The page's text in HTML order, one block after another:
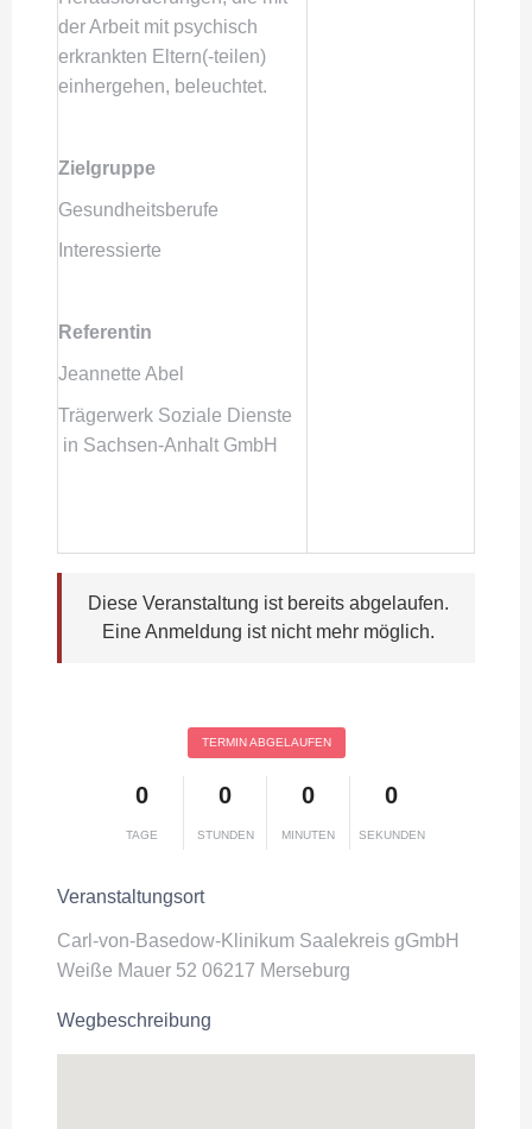
der Arbeit mit psychisch
erkrankten Eltern(-teilen)
einhergehen, beleuchtet.
Zielgruppe
Gesundheitsberufe
Interessierte
Referentin
Jeannette Abel
Trägerwerk Soziale Dienste
in Sachsen-Anhalt GmbH
Diese Veranstaltung ist bereits abgelaufen.
Eine Anmeldung ist nicht mehr möglich.
TERMIN ABGELAUFEN
0
TAGE
0
STUNDEN
0
MINUTEN
0
SEKUNDEN
Veranstaltungsort
Carl-von-Basedow-Klinikum Saalekreis gGmbH
Weiße Mauer 52 06217 Merseburg
Wegbeschreibung